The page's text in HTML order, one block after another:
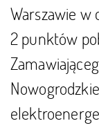
Warszawie w
2 punktów